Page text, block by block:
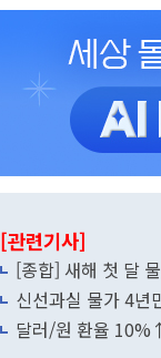
[관련기사]
[종합] 새해 첫 달
신선과실 물가 4
달러/원 환율